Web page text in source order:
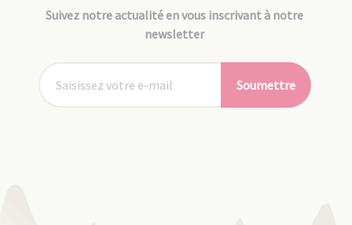
Suivez notre actualité en vous inscrivant à notre
newsletter
Soumettre